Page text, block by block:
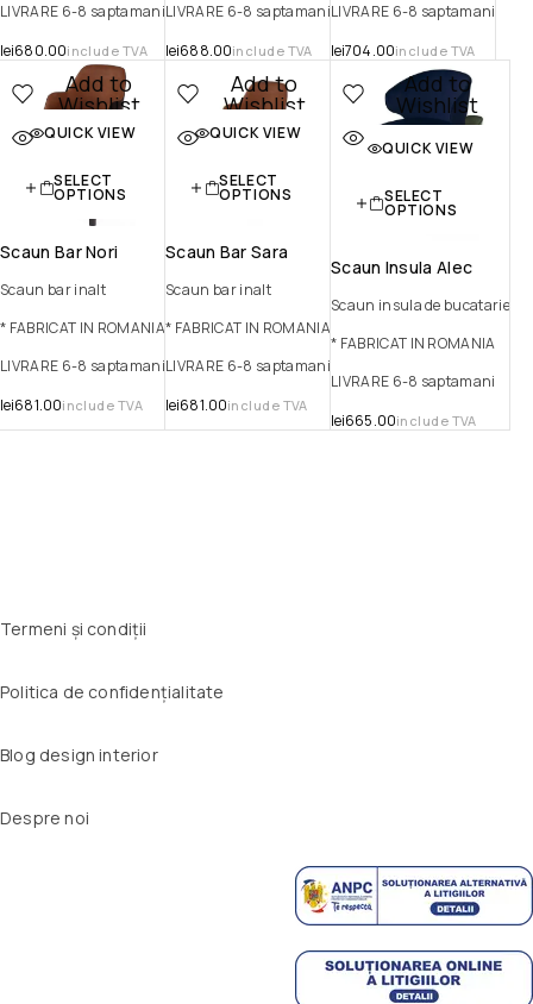
LIVRARE 6-8 saptamani
lei680.00include TVA
LIVRARE 6-8 saptamani
lei688.00include TVA
LIVRARE 6-8 saptamani
lei704.00include TVA
Add to
Wishlist
Quick view
QUICK VIEW
SELECT
OPTIONS
Scaun Bar Nori
Scaun bar inalt
* FABRICAT IN ROMANIA
LIVRARE 6-8 saptamani
lei681.00include TVA
Add to
Wishlist
Quick view
QUICK VIEW
SELECT
OPTIONS
Scaun Bar Sara
Scaun bar inalt
* FABRICAT IN ROMANIA
LIVRARE 6-8 saptamani
lei681.00include TVA
Add to
Wishlist
Quick view
QUICK VIEW
SELECT
OPTIONS
Scaun Insula Alec
Scaun insula de bucatarie
* FABRICAT IN ROMANIA
LIVRARE 6-8 saptamani
lei665.00include TVA
Termeni și condiții
Politica de confidențialitate
Blog design interior
Despre noi